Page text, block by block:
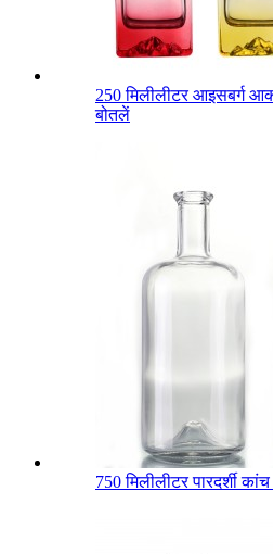
250 मिलीलीटर आइसबर्ग
बोतलें
750 मिलीलीटर पारदर्शी